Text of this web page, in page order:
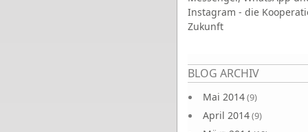
Instagram - die
Zukunft
BLOG ARCHIV
Mai 2014(9)
April 2014(9)
Seiten